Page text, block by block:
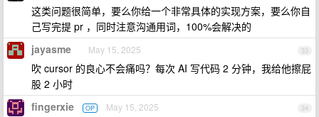
这类问题很简单，要么你给一个非常具体的实现方案，要么你自
己写完提 pr ，同时注意沟通用词，100%会解决的
33
jayasme May 15, 2025
吹 cursor 的良心不会痛吗？每次 AI 写代码 2 分钟，我给他擦屁
股 2 小时
34
fingerxie OP May 15, 2025